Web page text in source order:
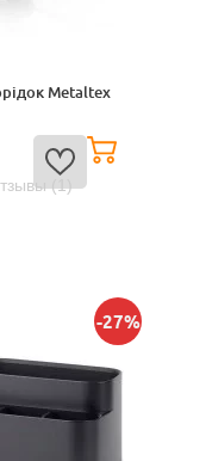
Metaltex
(1)
-27%